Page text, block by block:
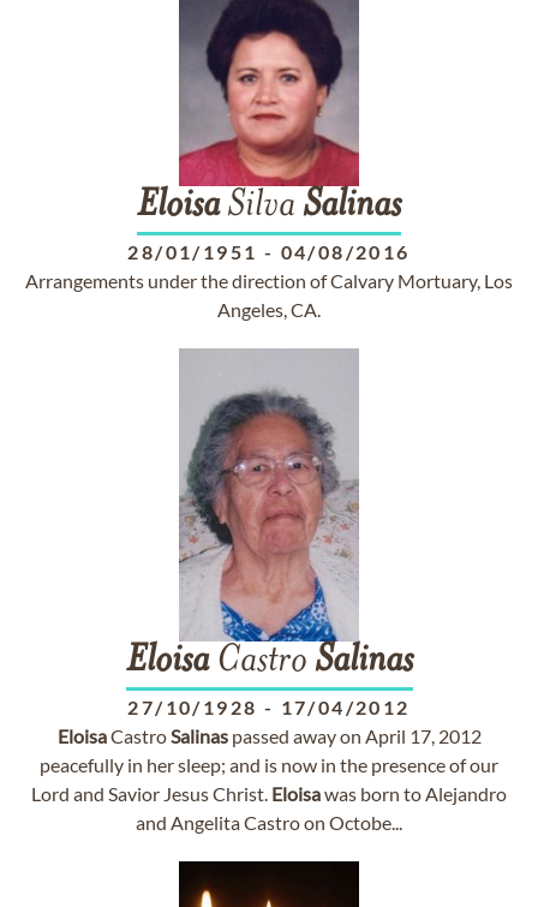
EloisaSilva Salinas
28/01/1951 - 04/08/2016
Arrangements under the direction of Calvary Mortuary, Los
Angeles, CA.
EloisaCastro Salinas
27/10/1928 - 17/04/2012
EloisaCastroSalinaspassed away on April 17, 2012
peacefully in her sleep; and is now in the presence of our
Lord and Savior Jesus Christ. Eloisawas born to Alejandro
and Angelita Castro on Octobe...